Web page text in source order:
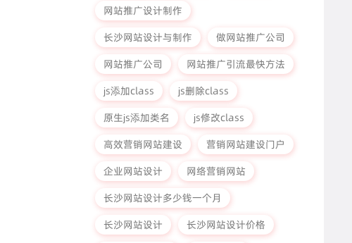
网站推广设计制作
长沙网站设计与制作
做网站推广公司
网站推广公司
网站推广引流最快方法
js添加class
js删除class
原生js添加类名
js修改class
高效营销网站建设
营销网站建设门户
企业网站设计
网络营销网站
长沙网站设计多少钱一个月
长沙网站设计
长沙网站设计价格